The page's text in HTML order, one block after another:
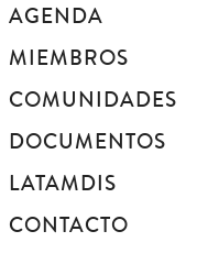
AGENDA
MIEMBROS
COMUNIDADES
DOCUMENTOS
LATAMDIS
CONTACTO